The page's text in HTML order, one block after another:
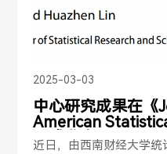
2025-03-03
中心研究成果在
American
正式发表
近日，由西南财经大学